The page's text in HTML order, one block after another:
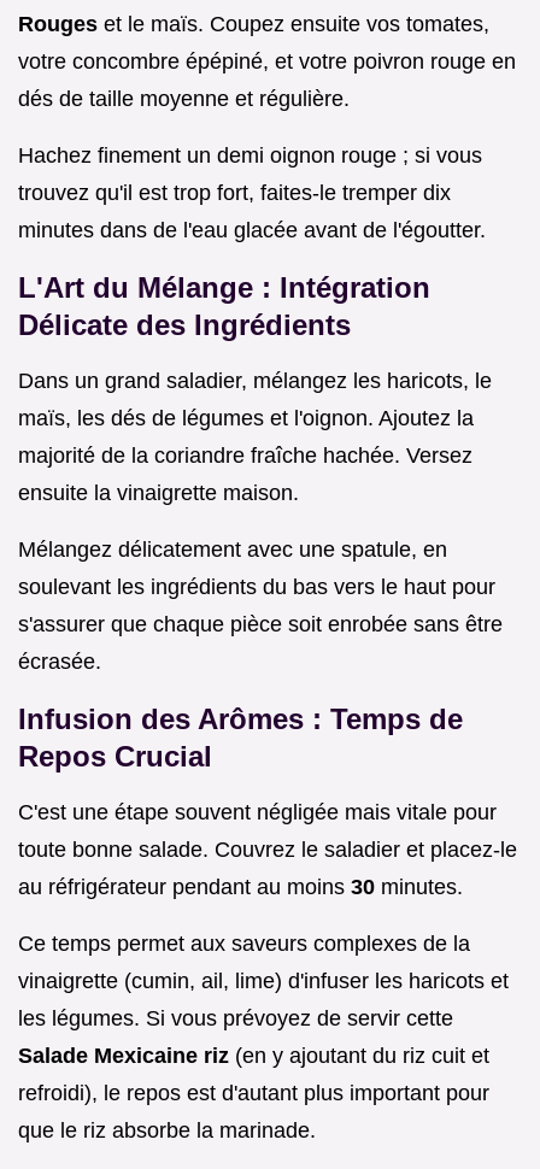
Rouges et le maïs. Coupez ensuite vos tomates,
votre concombre épépiné, et votre poivron rouge en
dés de taille moyenne et régulière.
Hachez finement un demi oignon rouge ; si vous
trouvez qu'il est trop fort, faites-le tremper dix
minutes dans de l'eau glacée avant de l'égoutter.
L'Art du Mélange : Intégration
Délicate des Ingrédients
Dans un grand saladier, mélangez les haricots, le
maïs, les dés de légumes et l'oignon. Ajoutez la
majorité de la coriandre fraîche hachée. Versez
ensuite la vinaigrette maison.
Mélangez délicatement avec une spatule, en
soulevant les ingrédients du bas vers le haut pour
s'assurer que chaque pièce soit enrobée sans être
écrasée.
Infusion des Arômes : Temps de
Repos Crucial
C'est une étape souvent négligée mais vitale pour
toute bonne salade. Couvrez le saladier et placez-le
au réfrigérateur pendant au moins 30 minutes.
Ce temps permet aux saveurs complexes de la
vinaigrette (cumin, ail, lime) d'infuser les haricots et
les légumes. Si vous prévoyez de servir cette
Salade Mexicaine riz (en y ajoutant du riz cuit et
refroidi), le repos est d'autant plus important pour
que le riz absorbe la marinade.